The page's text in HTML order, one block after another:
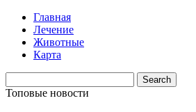
Главная
Лечение
Животные
Карта
Топовые новости